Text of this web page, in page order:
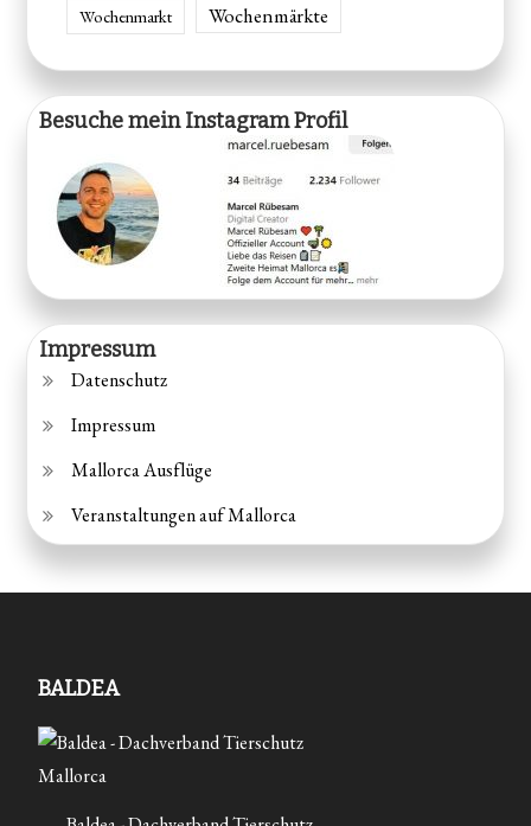
Wochenmarkt Wochenmärkte
Besuche mein Instagram Profil
Impressum
Datenschutz
Impressum
Mallorca Ausflüge
Veranstaltungen auf Mallorca
BALDEA